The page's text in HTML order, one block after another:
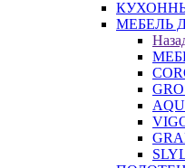
МЕБЕЛЬ